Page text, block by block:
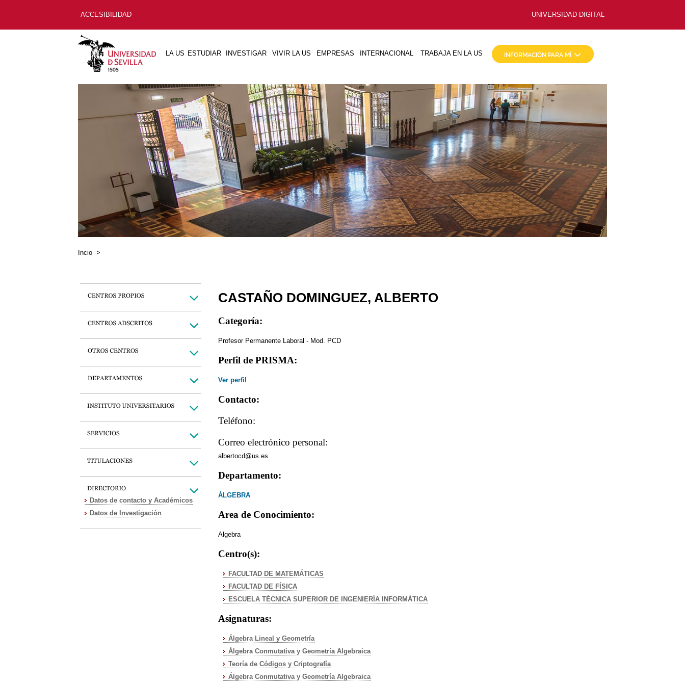
ACCESIBILIDAD UNIVERSIDAD DIGITAL
LA US ESTUDIAR INVESTIGAR VIVIR LA US EMPRESAS INTERNACIONAL TRABAJA EN LA US
Incio >
Datos de contacto y Académicos
Datos de Investigación
CASTAÑO DOMINGUEZ, ALBERTO
Categoría:
Profesor Permanente Laboral - Mod. PCD
Perfil de PRISMA:
Ver perfil
Contacto:
Teléfono:
Correo electrónico personal:
albertocd@us.es
Departamento:
ÁLGEBRA
Area de Conocimiento:
Algebra
Centro(s):
FACULTAD DE MATEMÁTICAS
FACULTAD DE FÍSICA
ESCUELA TÉCNICA SUPERIOR DE INGENIERÍA INFORMÁTICA
Asignaturas:
Álgebra Lineal y Geometría
Álgebra Conmutativa y Geometría Algebraica
Teoría de Códigos y Criptografía
Álgebra Conmutativa y Geometría Algebraica